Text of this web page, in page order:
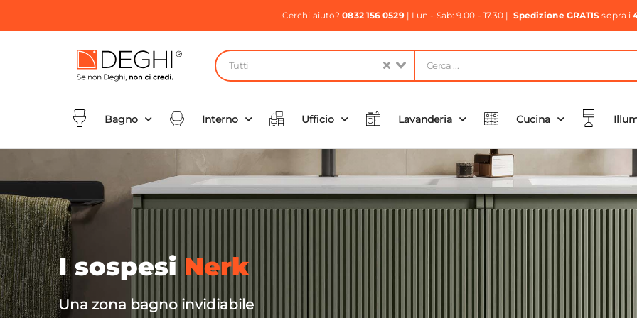
Cerchi aiuto?0832 156 0529| Lun - Sab: 9.00 - 17.30 | Spedizione GRATIS sopra i
Tutti
Bagno Interno Ufficio Lavanderia Cucina
I sospesi Nerk
Una zona bagno invidiabile